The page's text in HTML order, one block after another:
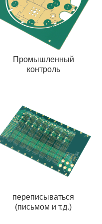
Промышленный
контроль
переписываться
(письмом и т.д.)